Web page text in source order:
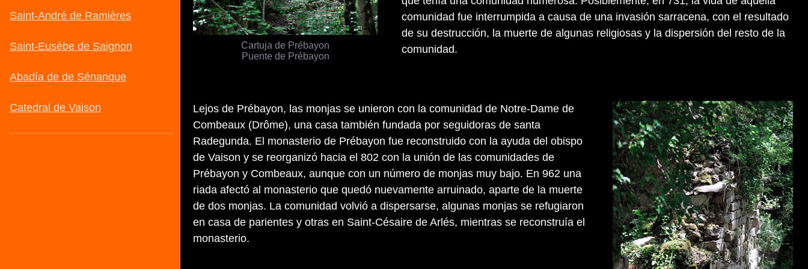
Cartuja de Prébayon
Puente de Prébayon
comunidad fue interrumpida a causa de una invasión sarracena, con el resultado
de su destrucción, la muerte de algunas religiosas y la dispersión del resto de la
comunidad.
Lejos de Prébayon, las monjas se unieron con la comunidad de Notre-Dame de
Combeaux (Drôme), una casa también fundada por seguidoras de santa
Radegunda. El monasterio de Prébayon fue reconstruido con la ayuda del obispo
de Vaison y se reorganizó hacia el 802 con la unión de las comunidades de
Prébayon y Combeaux, aunque con un número de monjas muy bajo. En 962 una
riada afectó al monasterio que quedó nuevamente arruinado, aparte de la muerte
de dos monjas. La comunidad volvió a dispersarse, algunas monjas se refugiaron
en casa de parientes y otras en Saint-Césaire de Arlés, mientras se reconstruía el
monasterio.